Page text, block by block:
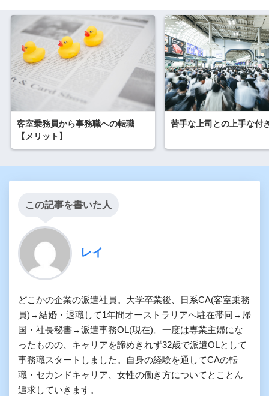
客室乗務員から事務職への転職
【メリット】
苦手な上司との上手な付
この記事を書いた人
レイ
どこかの企業の派遣社員。大学卒業後、日系CA(客室乗務
員)→結婚・退職して1年間オーストラリアへ駐在帯同→帰
国・社長秘書→派遣事務OL(現在)。一度は専業主婦にな
ったものの、キャリアを諦めきれず32歳で派遣OLとして
事務職スタートしました。自身の経験を通してCAの転
職・セカンドキャリア、女性の働き方についてとことん
追求していきます。